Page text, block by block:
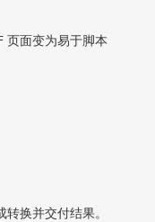
面变为易于脚本
换并交付结果。